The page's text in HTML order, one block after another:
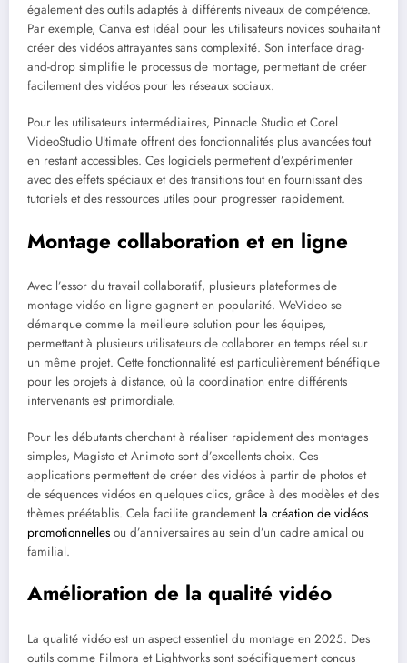
également des outils adaptés à différents niveaux de compétence.
Par exemple, Canva est idéal pour les utilisateurs novices souhaitant
créer des vidéos attrayantes sans complexité. Son interface drag-
and-drop simplifie le processus de montage, permettant de créer
facilement des vidéos pour les réseaux sociaux.
Pour les utilisateurs intermédiaires, Pinnacle Studio et Corel
VideoStudio Ultimate offrent des fonctionnalités plus avancées tout
en restant accessibles. Ces logiciels permettent d’expérimenter
avec des effets spéciaux et des transitions tout en fournissant des
tutoriels et des ressources utiles pour progresser rapidement.
Montage collaboration et en ligne
Avec l’essor du travail collaboratif, plusieurs plateformes de
montage vidéo en ligne gagnent en popularité. WeVideo se
démarque comme la meilleure solution pour les équipes,
permettant à plusieurs utilisateurs de collaborer en temps réel sur
un même projet. Cette fonctionnalité est particulièrement bénéfique
pour les projets à distance, où la coordination entre différents
intervenants est primordiale.
Pour les débutants cherchant à réaliser rapidement des montages
simples, Magisto et Animoto sont d’excellents choix. Ces
applications permettent de créer des vidéos à partir de photos et
de séquences vidéos en quelques clics, grâce à des modèles et des
thèmes préétablis. Cela facilite grandement la création de vidéos
promotionnelles ou d’anniversaires au sein d’un cadre amical ou
familial.
Amélioration de la qualité vidéo
La qualité vidéo est un aspect essentiel du montage en 2025. Des
outils comme Filmora et Lightworks sont spécifiquement conçus